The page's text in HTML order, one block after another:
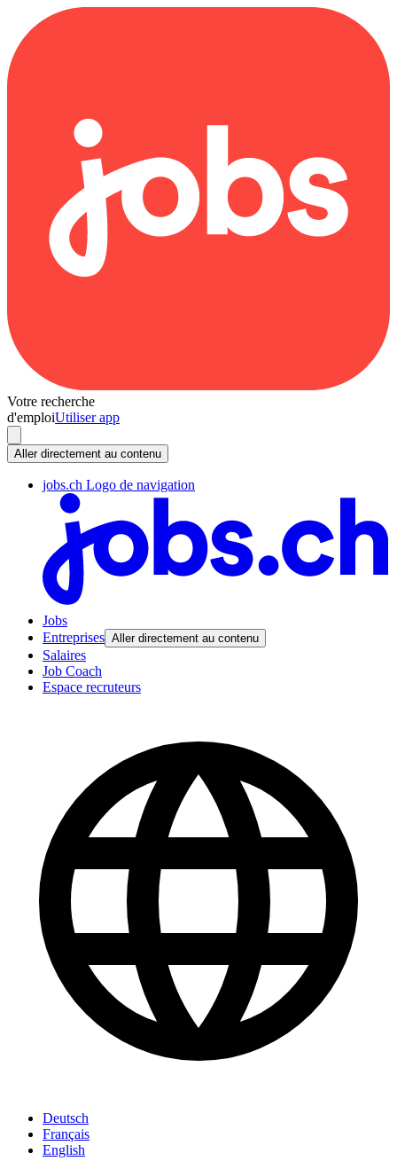
Votre recherche
d'emploiUtiliser app
Aller directement au contenu
jobs.ch Logo de navigation
Jobs
Entreprises Aller directement au contenu
Salaires
Job Coach
Espace recruteurs
Deutsch
Français
English